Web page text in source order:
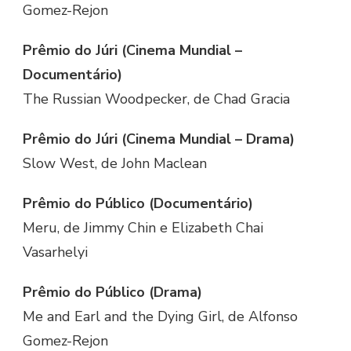
Gomez-Rejon
Prêmio do Júri (Cinema Mundial –
Documentário)
The Russian Woodpecker, de Chad Gracia
Prêmio do Júri (Cinema Mundial – Drama)
Slow West, de John Maclean
Prêmio do Público (Documentário)
Meru, de Jimmy Chin e Elizabeth Chai
Vasarhelyi
Prêmio do Público (Drama)
Me and Earl and the Dying Girl, de Alfonso
Gomez-Rejon